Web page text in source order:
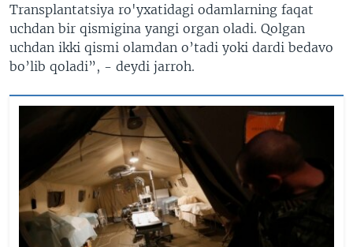
Transplantatsiya ro'yxatidagi odamlarning faqat
uchdan bir qismigina yangi organ oladi. Qolgan
uchdan ikki qismi olamdan o’tadi yoki dardi bedavo
bo’lib qoladi”, - deydi jarroh.